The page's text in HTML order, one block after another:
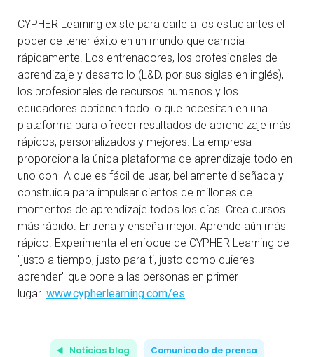
CYPHER Learning existe para darle a los estudiantes el
poder de tener éxito en un mundo que cambia
rápidamente. Los entrenadores, los profesionales de
aprendizaje y desarrollo (L&D, por sus siglas en inglés),
los profesionales de recursos humanos y los
educadores obtienen todo lo que necesitan en una
plataforma para ofrecer resultados de aprendizaje más
rápidos, personalizados y mejores. La empresa
proporciona la única plataforma de aprendizaje todo en
uno con IA que es fácil de usar, bellamente diseñada y
construida para impulsar cientos de millones de
momentos de aprendizaje todos los días. Crea cursos
más rápido. Entrena y enseña mejor. Aprende aún más
rápido. Experimenta el enfoque de CYPHER Learning de
"justo a tiempo, justo para ti, justo como quieres
aprender" que pone a las personas en primer
lugar. www.cypherlearning.com/es
Noticias blog Comunicado de prensa